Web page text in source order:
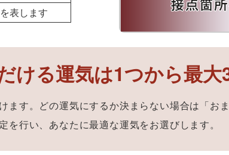
表します
ける運気は1つから最
ます。どの運気にするか決まらない場合は「お
行い、あなたに最適な運気をお選びします。